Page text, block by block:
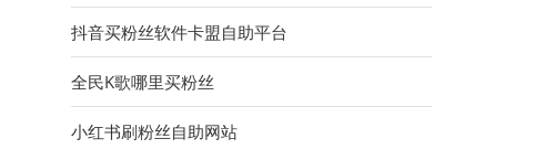
抖音买粉丝软件卡盟自助平台
全民K歌哪里买粉丝
小红书刷粉丝自助网站